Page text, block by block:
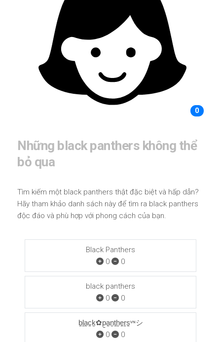
0
Những black panthers không thể
bỏ qua
Tìm kiếm một black panthers thật đặc biệt và hấp dẫn?
Hãy tham khảo danh sách này để tìm ra black panthers
độc đáo và phù hợp với phong cách của bạn.
Black Panthers
0
0
black panthers
0
0
b̠l̠a̠c̠k̠✿p̠a̠n̠t̠h̠e̠r̠s̠ᵛᶰシ
0
0